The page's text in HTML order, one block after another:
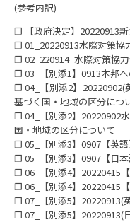
(参考内訳)
❐ 【政府決定】20220913
❐ 01_20220913水際対策協
❐ 02_220914_水際対策協
❐ 03_【別添1】0913本邦
❐ 04_【別添2】20220902(
基づく国・地域の区分につ
❐ 04_【別添2】20220902
国・地域の区分について
❐ 05_【別添3】0907【英
❐ 05_【別添3】0907【日
❐ 06_【別添4】20220415
❐ 06_【別添4】20220415
❐ 07_【別添5】20220913(
❐ 07_【別添5】20220913(